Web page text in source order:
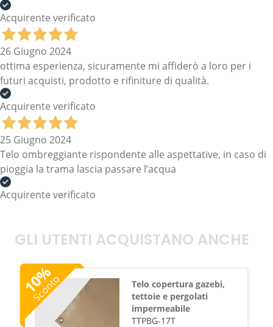
Acquirente verificato
26 Giugno 2024
ottima esperienza, sicuramente mi affiderò a loro per i
futuri acquisti, prodotto e rifiniture di qualità.
Acquirente verificato
25 Giugno 2024
Telo ombreggiante rispondente alle aspettative, in caso di
pioggia la trama lascia passare l’acqua
Acquirente verificato
GLI UTENTI ACQUISTANO ANCHE
10
%
Sconto
Telo copertura gazebi,
tettoie e pergolati
impermeabile
TTPBG-17T